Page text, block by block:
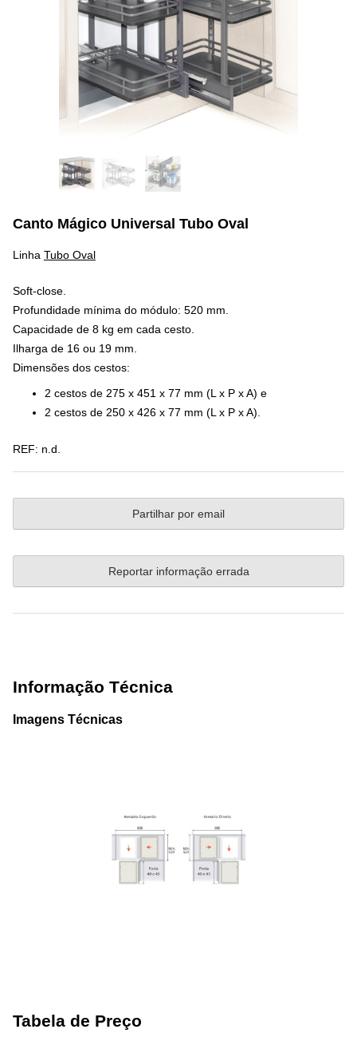
Canto Mágico Universal Tubo Oval
Linha Tubo Oval
Soft-close.
Profundidade mínima do módulo: 520 mm.
Capacidade de 8 kg em cada cesto.
Ilharga de 16 ou 19 mm.
Dimensões dos cestos:
2 cestos de 275 x 451 x 77 mm (L x P x A) e
2 cestos de 250 x 426 x 77 mm (L x P x A).
REF: n.d.
Partilhar por email
Reportar informação errada
Informação Técnica
Imagens Técnicas
Tabela de Preço